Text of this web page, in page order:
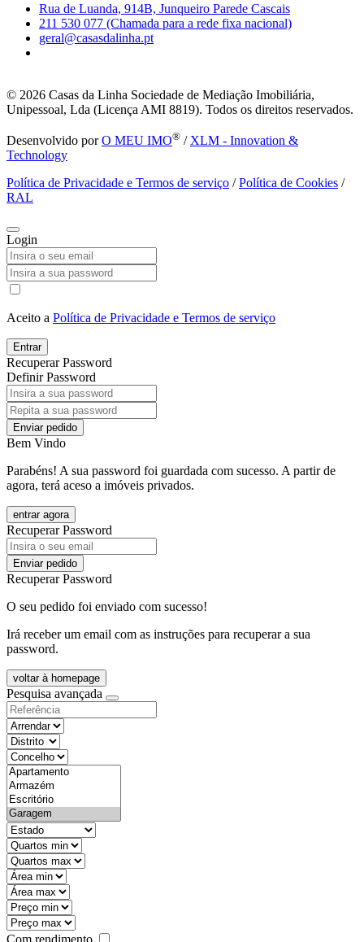
Rua de Luanda, 914B, Junqueiro Parede Cascais
211 530 077 (Chamada para a rede fixa nacional)
geral@casasdalinha.pt
© 2026 Casas da Linha Sociedade de Mediação Imobiliária,
Unipessoal, Lda (Licença AMI 8819). Todos os direitos reservados.
Desenvolvido porO MEU IMO® / XLM - Innovation &
Technology
Política de Privacidade e Termos de serviço /Política de Cookies /
RAL
Login
Aceito a Política de Privacidade e Termos de serviço
Entrar
Recuperar Password
Definir Password
Enviar pedido
Bem Vindo
Parabéns! A sua password foi guardada com sucesso. A partir de
agora, terá aceso a imóveis privados.
entrar agora
Recuperar Password
Enviar pedido
Recuperar Password
O seu pedido foi enviado com sucesso!
Irá receber um email com as instruções para recuperar a sua
password.
voltar à homepage
Pesquisa avançada
objective
districtId
countyId
types
state
mintypo
maxtypo
minarea
maxarea
minprice
maxprice
Com rendimento